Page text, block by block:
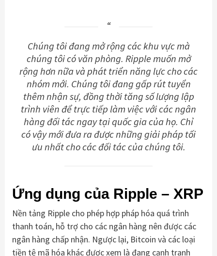
Chúng tôi đang mở rộng các khu vực mà
chúng tôi có văn phòng. Ripple muốn mở
rộng hơn nữa và phát triển năng lực cho các
nhóm mới. Chúng tôi đang gấp rút tuyển
thêm nhận sự, đồng thời tăng số lượng lập
trình viên để trực tiếp làm việc với các ngân
hàng đối tác ngay tại quốc gia của họ. Chỉ
có vậy mới đưa ra được những giải pháp tối
ưu nhất cho các đối tác của chúng tôi.
Ứng dụng của Ripple – XRP
Nền tảng Ripple cho phép hợp pháp hóa quá trình
thanh toán, hỗ trợ cho các ngân hàng nên được các
ngân hàng chấp nhận. Ngược lại, Bitcoin và các loại
tiền tệ mã hóa khác được xem là đang cạnh tranh